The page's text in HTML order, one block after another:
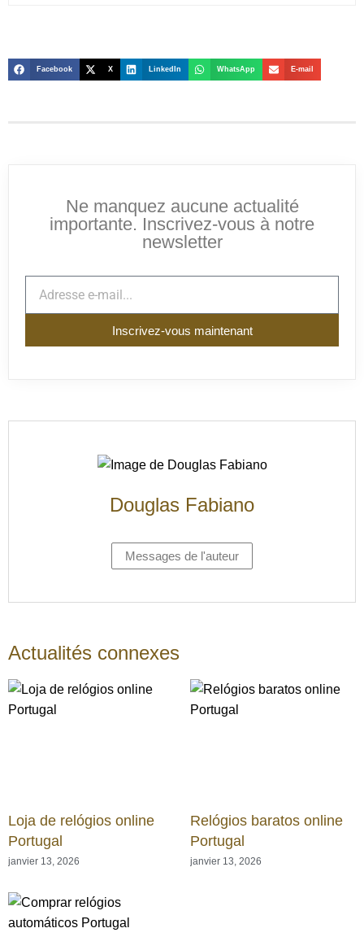
Facebook X LinkedIn WhatsApp E-mail
Ne manquez aucune actualité
importante. Inscrivez-vous à notre
newsletter
Inscrivez-vous maintenant
Douglas Fabiano
Messages de l'auteur
Actualités connexes
Loja de relógios online
Portugal
janvier 13, 2026
Relógios baratos online
Portugal
janvier 13, 2026